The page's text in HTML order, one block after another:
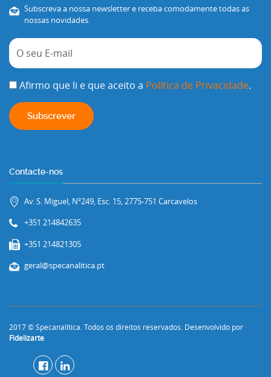
Subscreva a nossa newsletter e receba comodamente todas as
nossas novidades.
Afirmo que li e que aceito a Política de Privacidade.
Contacte-nos
Av. S. Miguel, Nº249, Esc. 15, 2775-751 Carcavelos
+351 214842635
+351 214821305
geral@specanalitica.pt
2017 © Specanalítica. Todos os direitos reservados. Desenvolvido por
Fidelizarte